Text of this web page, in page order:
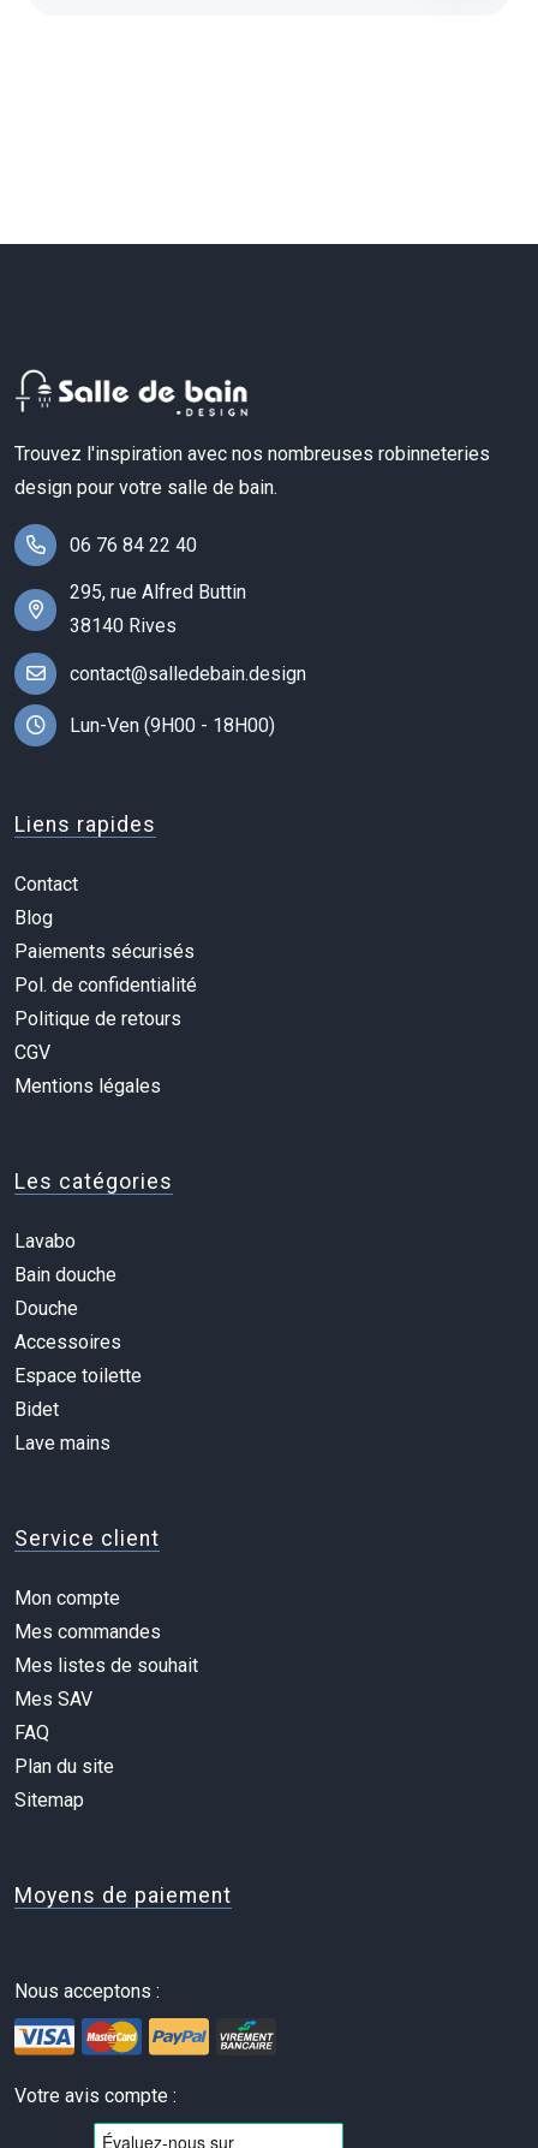
Trouvez l'inspiration avec nos nombreuses robinneteries
design pour votre salle de bain.
06 76 84 22 40
295, rue Alfred Buttin
38140 Rives
contact@salledebain.design
Lun-Ven (9H00 - 18H00)
Liens rapides
Contact
Blog
Paiements sécurisés
Pol. de confidentialité
Politique de retours
CGV
Mentions légales
Les catégories
Lavabo
Bain douche
Douche
Accessoires
Espace toilette
Bidet
Lave mains
Service client
Mon compte
Mes commandes
Mes listes de souhait
Mes SAV
FAQ
Plan du site
Sitemap
Moyens de paiement
Nous acceptons :
Votre avis compte :